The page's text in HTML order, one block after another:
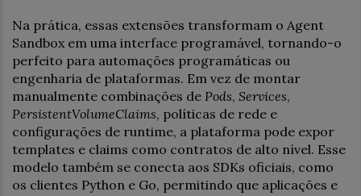
Na prática, essas extensões transformam o Agent
Sandbox em uma interface programável, tornando-o
perfeito para automações programáticas ou
engenharia de plataformas. Em vez de montar
manualmente combinações de Pods, Services,
PersistentVolumeClaims, políticas de rede e
configurações de runtime, a plataforma pode expor
templates e claims como contratos de alto nível. Esse
modelo também se conecta aos SDKs oficiais, como
os clientes Python e Go, permitindo que aplicações e